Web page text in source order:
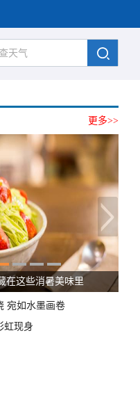
更多>>
在这些消暑美味里
宛如水墨画卷
虹现身